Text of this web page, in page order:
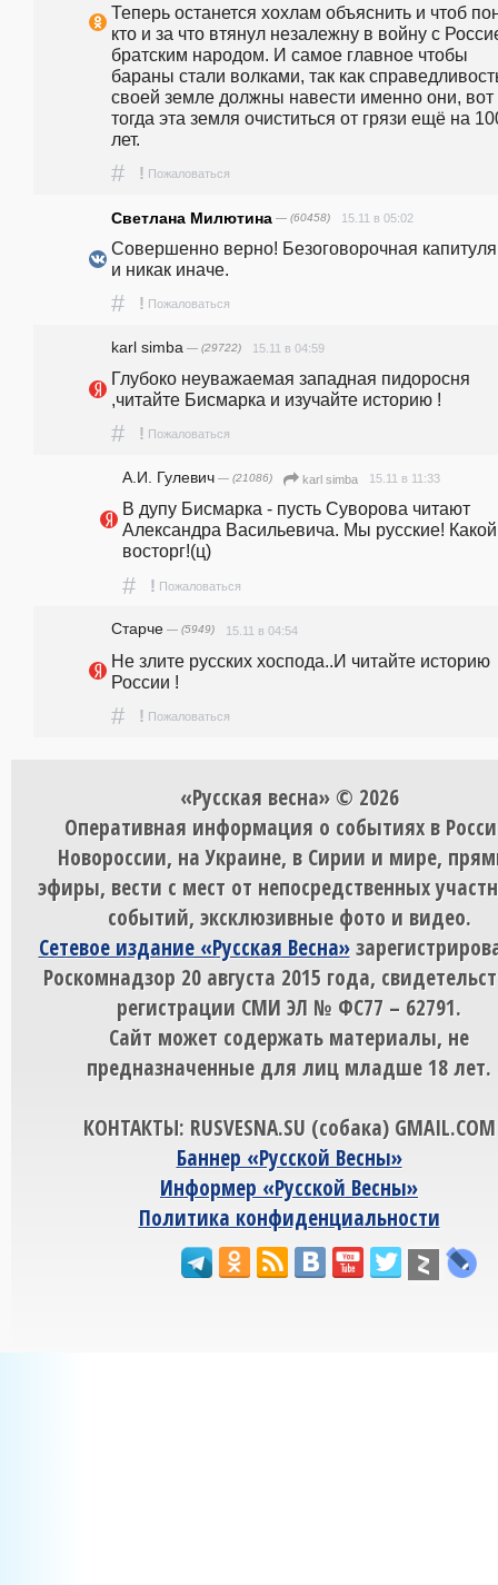
Теперь останется хохлам объяснить и чтоб
кто и за что втянул незалежну в войну с
братским народом. И самое главное чтобы
бараны стали волками, так как
своей земле должны навести именно они, вот
тогда эта земля очиститься от грязи ещё на
лет.
# ! Пожаловаться
Светлана Милютина — (60458) 15.11 в 05:02
Совершенно верно! Безоговорочная
и никак иначе.
# ! Пожаловаться
karl simba — (29722) 15.11 в 04:59
Глубоко неуважаемая западная пидоросня
,читайте Бисмарка и изучайте историю !
# ! Пожаловаться
А.И. Гулевич — (21086) karl simba 15.11 в 11:33
В дупу Бисмарка - пусть Суворова читают
Александра Васильевича. Мы русские! Какой
восторг!(ц)
# ! Пожаловаться
Старче — (5949) 15.11 в 04:54
Не злите русских хоспода..И читайте историю
России !
# ! Пожаловаться
«Русская весна» © 2026
Оперативная информация о событиях в
Новороссии, на Украине, в Сирии и мире,
эфиры, вести с мест от непосредственных
событий, эксклюзивные фото и видео.
Сетевое издание «Русская Весна»
Роскомнадзор 20 августа 2015 года,
регистрации СМИ ЭЛ № ФС77 – 62791.
Сайт может содержать материалы, не
предназначенные для лиц младше 18 лет.
КОНТАКТЫ: RUSVESNA.SU (собака) GMAIL.COM
Баннер «Русской Весны»
Информер «Русской Весны»
Политика конфиденциальности